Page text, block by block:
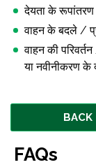
देयता के
वाहन के बदले /
वाहन की
या नवीनीकरण के
BACK
FAQs